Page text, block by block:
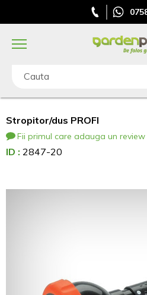
Cauta
Stropitor/dus PROFI
Fii primul care adauga un review
ID : 2847-20